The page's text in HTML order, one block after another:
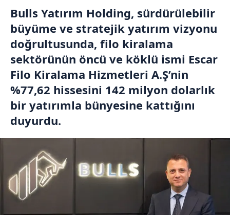
Bulls Yatırım Holding, sürdürülebilir
büyüme ve stratejik yatırım vizyonu
doğrultusunda, filo kiralama
sektörünün öncü ve köklü ismi Escar
Filo Kiralama Hizmetleri A.Ş’nin
%77,62 hissesini 142 milyon dolarlık
bir yatırımla bünyesine kattığını
duyurdu.